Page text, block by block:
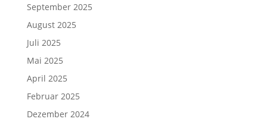
September 2025
August 2025
Juli 2025
Mai 2025
April 2025
Februar 2025
Dezember 2024